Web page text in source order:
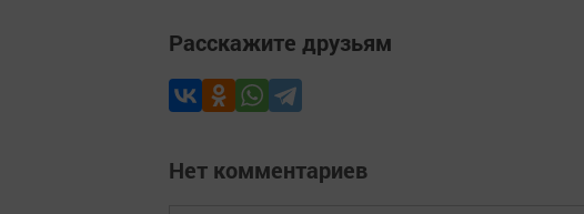
Расскажите друзьям
Нет комментариев